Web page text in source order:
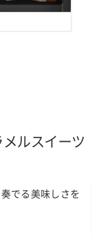
ルスイーツ
でる美味しさを